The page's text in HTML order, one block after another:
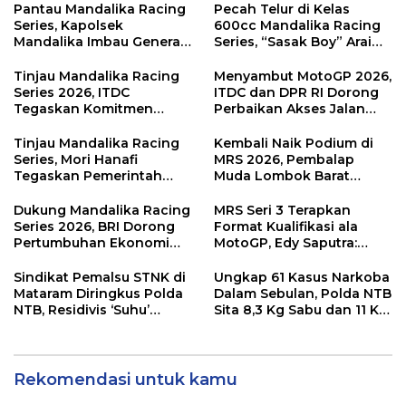
Pantau Mandalika Racing
Series, Kapolsek
Mandalika Imbau Generasi
Sirkuit, Bukan Jalan Raya
Pecah Telur di Kelas
600cc Mandalika Racing
Series, “Sasak Boy” Arai
Kemenangan
Tinjau Mandalika Racing
Series 2026, ITDC
Tegaskan Komitmen
Dampak Ekonomi
Kawasan
Menyambut MotoGP 2026,
ITDC dan DPR RI Dorong
Perbaikan Akses Jalan
di KEK Mandalika
Tinjau Mandalika Racing
Series, Mori Hanafi
Tegaskan Pemerintah
NTB
Kembali Naik Podium di
MRS 2026, Pembalap
Muda Lombok Barat
Menuju Tingkat Asia
Dukung Mandalika Racing
Series 2026, BRI Dorong
Pertumbuhan Ekonomi
MRS Seri 3 Terapkan
Format Kualifikasi ala
MotoGP, Edy Saputra:
dan Efektif
Sindikat Pemalsu STNK di
Mataram Diringkus Polda
NTB, Residivis ‘Suhu’
Ungkap 61 Kasus Narkoba
Dalam Sebulan, Polda NTB
Sita 8,3 Kg Sabu dan 11 Kg
Rekomendasi untuk kamu